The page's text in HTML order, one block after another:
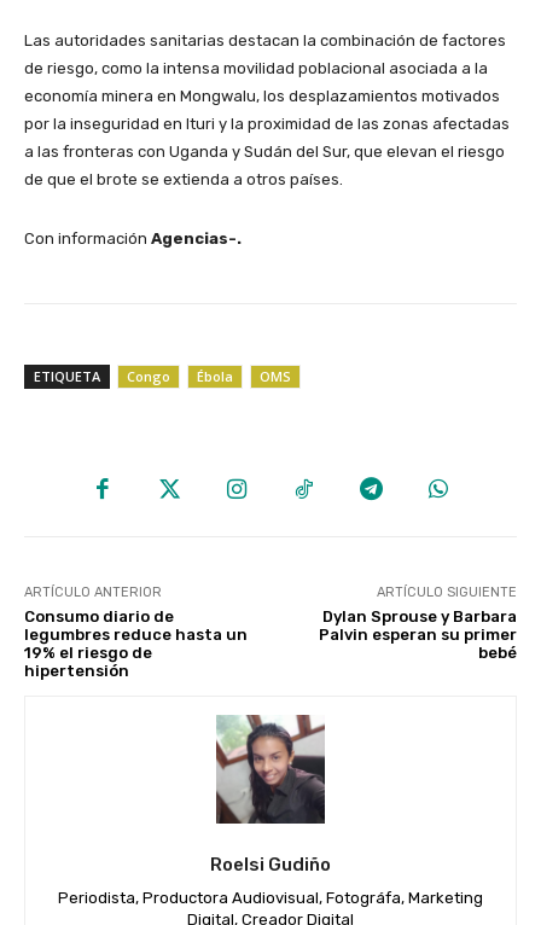
Las autoridades sanitarias destacan la combinación de factores
de riesgo, como la intensa movilidad poblacional asociada a la
economía minera en Mongwalu, los desplazamientos motivados
por la inseguridad en Ituri y la proximidad de las zonas afectadas
a las fronteras con Uganda y Sudán del Sur, que elevan el riesgo
de que el brote se extienda a otros países.
Con información Agencias-.
ETIQUETA Congo Ébola OMS
ARTÍCULO ANTERIOR
Consumo diario de
legumbres reduce hasta un
19% el riesgo de
hipertensión
ARTÍCULO SIGUIENTE
Dylan Sprouse y Barbara
Palvin esperan su primer
bebé
Roelsi Gudiño
Periodista, Productora Audiovisual, Fotográfa, Marketing
Digital, Creador Digital